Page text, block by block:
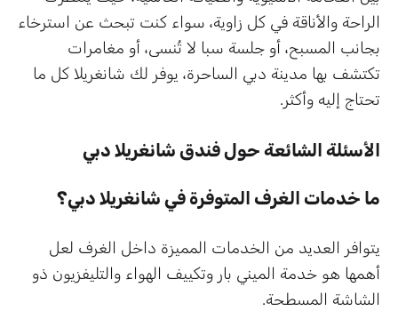
الراحة والأناقة في كل زاوية، سواء كنت تبحث عن استرخاء
بجانب المسبح، أو جلسة سبا لا تُنسى، أو مغامرات
تكتشف بها مدينة دبي الساحرة، يوفر لك شانغريلا كل ما
تحتاج إليه وأكثر.
الأسئلة الشائعة حول فندق شانغريلا دبي
ما خدمات الغرف المتوفرة في شانغريلا دبي؟
يتوافر العديد من الخدمات المميزة داخل الغرف لعل
أهمها هو خدمة الميني بار وتكييف الهواء والتليفزيون ذو
الشاشة المسطحة.